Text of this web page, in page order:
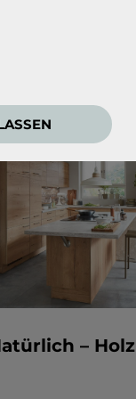
der
Google Tag
Medien
– Holz